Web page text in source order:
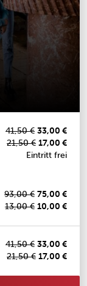
41,50 € 33,00 €
21,50 € 17,00 €
Eintritt frei
93,00 € 75,00 €
13,00 € 10,00 €
41,50 € 33,00 €
21,50 € 17,00 €